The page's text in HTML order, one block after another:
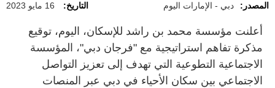
المصدر: دبي - الإمارات اليوم التاريخ: 16 مايو 2023
أعلنت مؤسسة محمد بن راشد للإسكان، اليوم، توقيع
مذكرة تفاهم استراتيجية مع "فرجان دبي"، المؤسسة
الاجتماعية التطوعية التي تهدف إلى تعزيز التواصل
الاجتماعي بين سكان الأحياء في دبي عبر المنصات